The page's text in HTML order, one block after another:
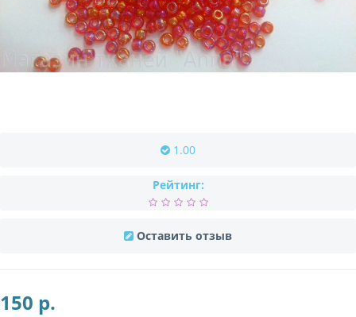
1.00
Рейтинг:
Оставить отзыв
150 р.